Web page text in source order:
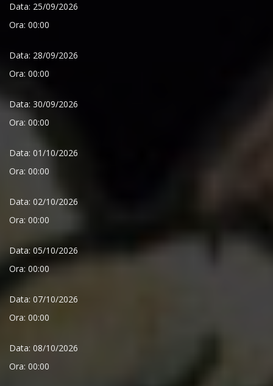
Data: 25/09/2026
Ora: 00:00
Data: 28/09/2026
Ora: 00:00
Data: 30/09/2026
Ora: 00:00
Data: 01/10/2026
Ora: 00:00
Data: 02/10/2026
Ora: 00:00
Data: 05/10/2026
Ora: 00:00
Data: 07/10/2026
Ora: 00:00
Data: 08/10/2026
Ora: 00:00